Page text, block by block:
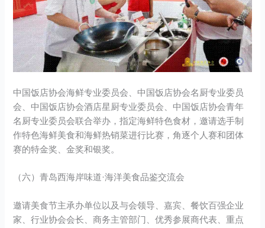
中国饭店协会海鲜专业委员会、中国饭店协会名厨专业委员
会、中国饭店协会酒店星厨专业委员会、中国饭店协会青年
名厨专业委员会联合举办，指定海鲜特色食材，邀请选手制
作特色海鲜美食和海鲜热销菜进行比赛，角逐个人赛和团体
赛的特金奖、金奖和银奖。
（六）青岛西海岸味道·海洋美食品鉴交流会
邀请美食节主承办单位以及与会领导、嘉宾、餐饮百强企业
家、行业协会会长、商务主管部门、优秀参展商代表、重点